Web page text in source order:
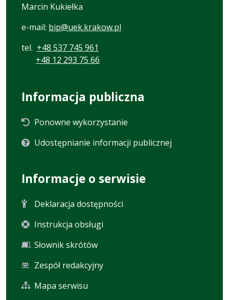
Marcin Kukiełka
e-mail: bip@uek.krakow.pl
tel. +48 537 745 961
+48 12 293 75 66
Informacja publiczna
Ponowne wykorzystanie
Udostępnianie informacji publicznej
Informacje o serwisie
Deklaracja dostępności
Instrukcja obsługi
Słownik skrótów
Zespół redakcyjny
Mapa serwisu